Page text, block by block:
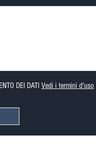
DEI DATI Vedi i termini d'uso